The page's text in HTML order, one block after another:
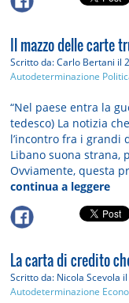
Il mazzo delle carte
Scritto da: Carlo Bertani il
Autodeterminazione
“Nel paese entra la
tedesco) La notizia
l’incontro fra i
Libano suona strana,
Ovviamente, questa
continua a leggere
La carta di credito
Scritto da: Nicola Scevola
Autodeterminazione